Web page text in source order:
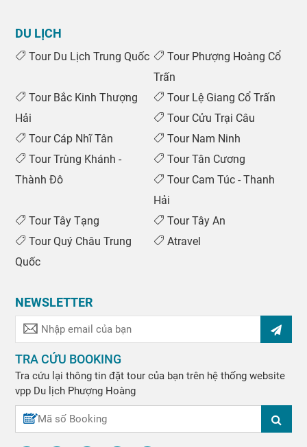
DU LỊCH
Tour Du Lịch Trung Quốc
Tour Phượng Hoàng Cổ
Trấn
Tour Bắc Kinh Thượng
Hải
Tour Lệ Giang Cổ Trấn
Tour Cửu Trại Câu
Tour Cáp Nhĩ Tân
Tour Nam Ninh
Tour Trùng Khánh -
Thành Đô
Tour Tân Cương
Tour Cam Túc - Thanh
Hải
Tour Tây Tạng
Tour Tây An
Tour Quý Châu Trung
Quốc
Atravel
NEWSLETTER
TRA CỨU BOOKING
Tra cứu lại thông tin đặt tour của bạn trên hệ thống website
vpp Du lịch Phượng Hoàng